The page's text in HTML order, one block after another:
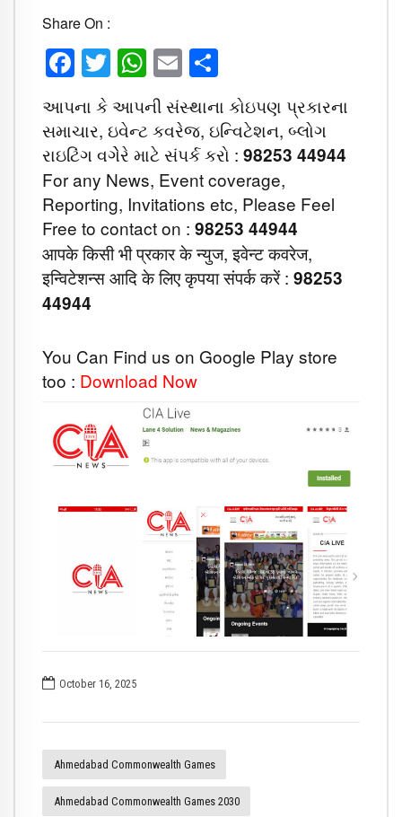
October 16, 2025
Ahmedabad Commonwealth Games
Ahmedabad Commonwealth Games 2030
Share On :
Facebook
Twitter
WhatsApp
Email
આપના કે આપની સંસ્થાના કોઇપણ પ્રકારના
સમાચાર, ઇવેન્ટ કવરેજ, ઇન્વિટેશન, બ્લોગ
રાઇટિંગ વગેેરે માટે સંપર્ક કરો : 98253 44944
For any News, Event coverage,
Reporting, Invitations etc, Please Feel
Free to contact on : 98253 44944
आपके किसी भी प्रकार के न्युज, इवेन्ट कवरेज,
इन्विटेशन्स आदि के लिए कृपया संपर्क करें : 98253
44944
You Can Find us on Google Play store
too : Download Now